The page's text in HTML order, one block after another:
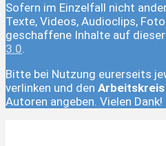
Sofern im Einzelfall nicht
Texte, Videos, Audioclips,
geschaffene Inhalte auf
3.0.
Bitte bei Nutzung eurerseits
verlinken und den Arbeitskreis
Autoren angeben. Vielen Dank!